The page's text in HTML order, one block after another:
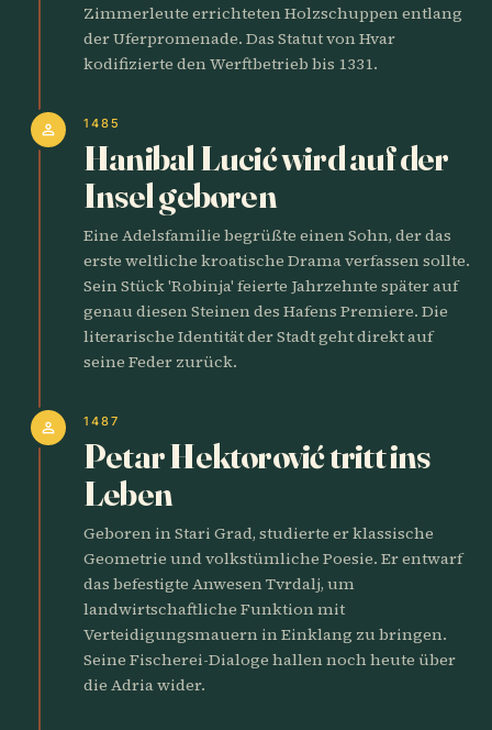
Zimmerleute errichteten Holzschuppen entlang
der Uferpromenade. Das Statut von Hvar
kodifizierte den Werftbetrieb bis 1331.
person 1485
Hanibal Lucić wird auf der
Insel geboren
Eine Adelsfamilie begrüßte einen Sohn, der das
erste weltliche kroatische Drama verfassen sollte.
Sein Stück 'Robinja' feierte Jahrzehnte später auf
genau diesen Steinen des Hafens Premiere. Die
literarische Identität der Stadt geht direkt auf
seine Feder zurück.
person 1487
Petar Hektorović tritt ins
Leben
Geboren in Stari Grad, studierte er klassische
Geometrie und volkstümliche Poesie. Er entwarf
das befestigte Anwesen Tvrdalj, um
landwirtschaftliche Funktion mit
Verteidigungsmauern in Einklang zu bringen.
Seine Fischerei-Dialoge hallen noch heute über
die Adria wider.